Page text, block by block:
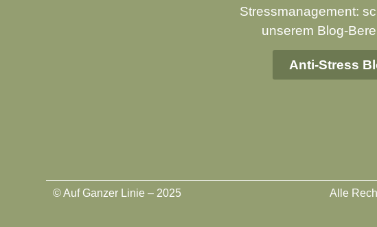
Stressmanagement:
unserem Blog-
Anti-Stress
© Auf Ganzer Linie – 2025 Alle